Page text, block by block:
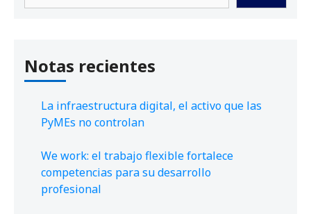
Notas recientes
La infraestructura digital, el activo que las
PyMEs no controlan
We work: el trabajo flexible fortalece
competencias para su desarrollo
profesional